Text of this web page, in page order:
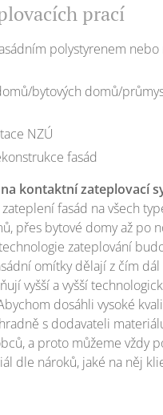
prací
polystyrenem
bytových domů/
NZÚ
fasád
kontaktní zateplovací
fasád na všech
přes bytové domy až po
zateplování
omítky dělají z čím
vyšší a vyšší
dosáhli vysoké
s dodavateli
a proto můžeme vždy
dle nároků, jaké na něj